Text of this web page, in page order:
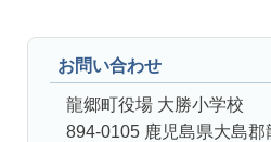
お問い合わせ
龍郷町役場 大勝小学校
894-0105 鹿児島県大島